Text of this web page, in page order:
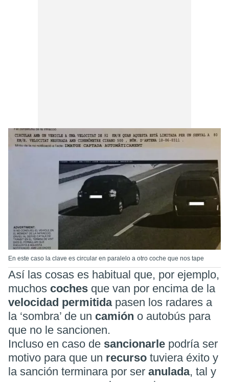
En este caso la clave es circular en paralelo a otro coche que nos tape
Así las cosas es habitual que, por ejemplo,
muchos coches que van por encima de la
velocidad permitida pasen los radares a
la ‘sombra’ de un camión o autobús para
que no le sancionen.
Incluso en caso de sancionarle podría ser
motivo para que un recurso tuviera éxito y
la sanción terminara por ser anulada, tal y